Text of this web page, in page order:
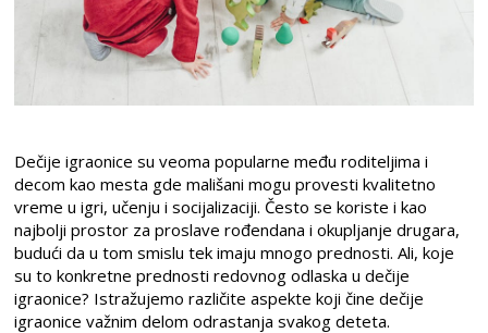
Dečije igraonice su veoma popularne među roditeljima i
decom kao mesta gde mališani mogu provesti kvalitetno
vreme u igri, učenju i socijalizaciji. Često se koriste i kao
najbolji prostor za proslave rođendana i okupljanje drugara,
budući da u tom smislu tek imaju mnogo prednosti. Ali, koje
su to konkretne prednosti redovnog odlaska u dečije
igraonice? Istražujemo različite aspekte koji čine dečije
igraonice važnim delom odrastanja svakog deteta.